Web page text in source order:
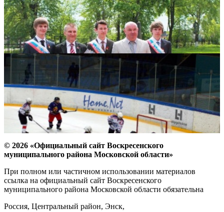
© 2026 «Официальный сайт Воскресенского
муниципального района Московской области»
При полном или частичном использовании материалов
ссылка на официальный сайт Воскресенского
муниципального района Московской области обязательна
Россия, Центральный район, Энск,